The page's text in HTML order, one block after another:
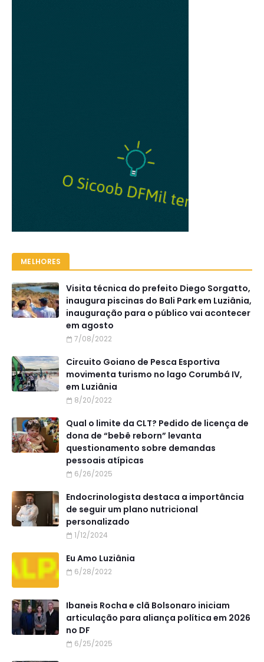
MELHORES
Visita técnica do prefeito Diego Sorgatto,
inaugura piscinas do Bali Park em Luziânia,
inauguração para o público vai acontecer
em agosto
7/08/2022
Circuito Goiano de Pesca Esportiva
movimenta turismo no lago Corumbá IV,
em Luziânia
8/20/2022
Qual o limite da CLT? Pedido de licença de
dona de “bebê reborn” levanta
questionamento sobre demandas
pessoais atípicas
6/26/2025
Endocrinologista destaca a importância
de seguir um plano nutricional
personalizado
1/12/2024
Eu Amo Luziânia
6/28/2022
Ibaneis Rocha e clã Bolsonaro iniciam
articulação para aliança política em 2026
no DF
6/25/2025